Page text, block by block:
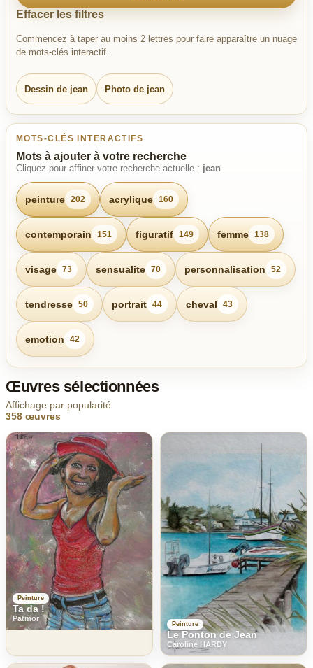
Effacer les filtres
Commencez à taper au moins 2 lettres pour faire apparaître un nuage
de mots-clés interactif.
Dessin de jean Photo de jean
MOTS-CLÉS INTERACTIFS
Mots à ajouter à votre recherche
Cliquez pour affiner votre recherche actuelle : jean
peinture 202 acrylique 160
contemporain 151 figuratif 149 femme 138
visage 73 sensualite 70 personnalisation 52
tendresse 50 portrait 44 cheval 43
emotion 42
Œuvres sélectionnées
Affichage par popularité
358 œuvres
Peinture
Ta da !
Patmor
Peinture
Le Ponton de Jean
Caroline HARDY